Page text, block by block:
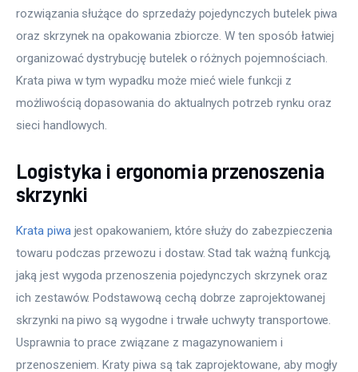
rozwiązania służące do sprzedaży pojedynczych butelek piwa
oraz skrzynek na opakowania zbiorcze. W ten sposób łatwiej
organizować dystrybucję butelek o różnych pojemnościach.
Krata piwa w tym wypadku może mieć wiele funkcji z
możliwością dopasowania do aktualnych potrzeb rynku oraz
sieci handlowych.
Logistyka i ergonomia przenoszenia
skrzynki
Krata piwa jest opakowaniem, które służy do zabezpieczenia
towaru podczas przewozu i dostaw. Stad tak ważną funkcją,
jaką jest wygoda przenoszenia pojedynczych skrzynek oraz
ich zestawów. Podstawową cechą dobrze zaprojektowanej
skrzynki na piwo są wygodne i trwałe uchwyty transportowe.
Usprawnia to prace związane z magazynowaniem i
przenoszeniem. Kraty piwa są tak zaprojektowane, aby mogły